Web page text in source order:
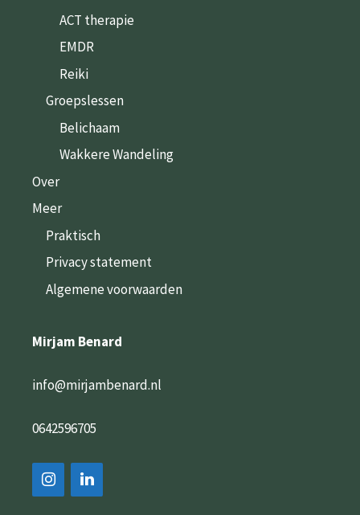
ACT therapie
EMDR
Reiki
Groepslessen
Belichaam
Wakkere Wandeling
Over
Meer
Praktisch
Privacy statement
Algemene voorwaarden
Mirjam Benard
info@mirjambenard.nl
0642596705